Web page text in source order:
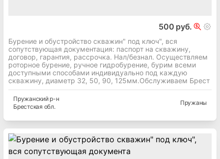
500 руб.
Бурение и обустройство скважин" под ключ", вся
сопутствующая документация: паспорт на скважину,
договор, гарантия, рассрочка. Нал/безнал. Осуществляем
роторное бурение, ручное гидробурение, бурим всеми
доступными способами индивидуально под каждую
скважину, диаметр 32, 50, 90, 125мм.Обслуживаем Брест
Пружанскийр-н
Брестская обл.
Пружаны